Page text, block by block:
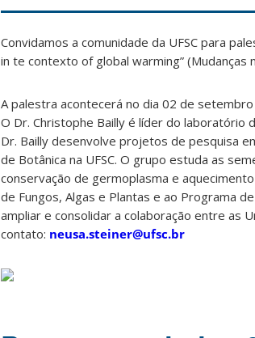
Convidamos a comunidade da UFSC para
in te contexto of global warming”
A palestra acontecerá no dia 02 de
O Dr. Christophe Bailly é líder do laboratório
Dr. Bailly desenvolve projetos de pesquisa
de Botânica na UFSC. O grupo estuda as
conservação de germoplasma e
de Fungos, Algas e Plantas e ao Programa
ampliar e consolidar a colaboração entre as
contato: neusa.steiner@ufsc.br